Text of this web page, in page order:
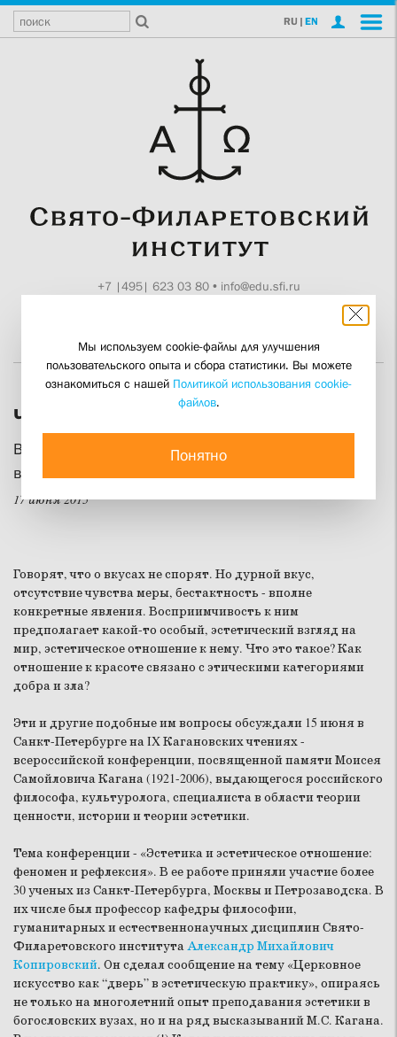
RU | EN
+7 |495| 623 03 80• info@edu.sfi.ru
Что спасет красоту?
В Санкт-Петербургском университете прошла
всероссийская конференция «Кагановские чтения»
17 июня 2015
Говорят, что о вкусах не спорят. Но дурной вкус,
отсутствие чувства меры, бестактность - вполне
конкретные явления. Восприимчивость к ним
предполагает какой-то особый, эстетический взгляд на
мир, эстетическое отношение к нему. Что это такое? Как
отношение к красоте связано с этическими категориями
добра и зла?
Эти и другие подобные им вопросы обсуждали 15 июня в
Санкт-Петербурге на IX Кагановских чтениях -
всероссийской конференции, посвященной памяти Моисея
Самойловича Кагана (1921-2006), выдающегося российского
философа, культуролога, специалиста в области теории
ценности, истории и теории эстетики.
Тема конференции - «Эстетика и эстетическое отношение:
феномен и рефлексия». В ее работе приняли участие более
30 ученых из Санкт-Петербурга, Москвы и Петрозаводска. В
их числе был профессор кафедры философии,
гуманитарных и естественнонаучных дисциплин Свято-
Филаретовского институтаАлександр Михайлович
Копировский. Он сделал сообщение на тему «Церковное
искусство как “дверь” в эстетическую практику», опираясь
не только на многолетний опыт преподавания эстетики в
богословских вузах, но и на ряд высказываний М.С. Кагана.
Мы используем cookie-файлы для улучшения
пользовательского опыта и сбора статистики. Вы можете
ознакомиться с нашей Политикой использования cookie-
файлов.
Понятно